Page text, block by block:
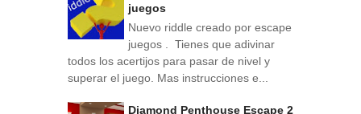
juegos
Nuevo riddle creado por escape
juegos . Tienes que adivinar
todos los acertijos para pasar de nivel y
superar el juego. Mas instrucciones e...
Diamond Penthouse Escape 2